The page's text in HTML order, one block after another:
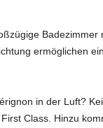
ermöglichen
in der Luft?
Class. Hinzu